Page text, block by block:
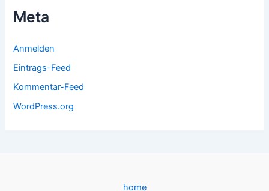
Meta
Anmelden
Eintrags-Feed
Kommentar-Feed
WordPress.org
home